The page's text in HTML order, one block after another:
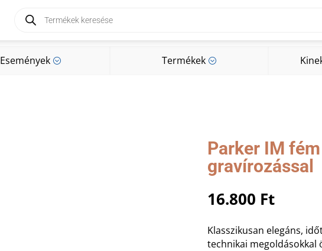
search
Események ; Termékek ;
Események
Parker IM
gravírozással
16.800 Ft
Klasszikusan elegáns,
technikai megoldásokkal